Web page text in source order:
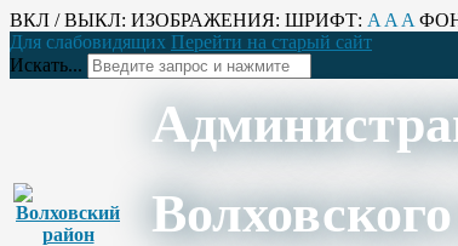
ВКЛ / ВЫКЛ: ИЗОБРАЖЕНИЯ: ШРИФТ: A A A
Для слабовидящих Перейти на старый сайт
Искать...